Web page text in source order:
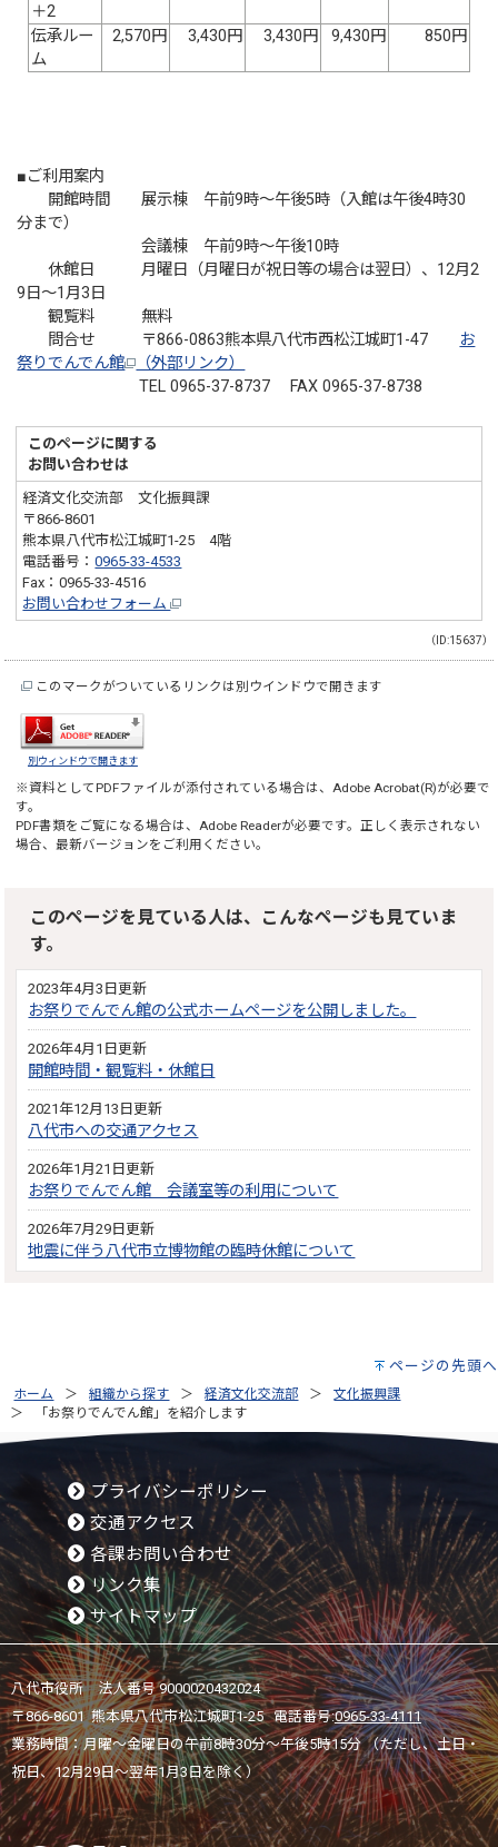
＋2
伝承ルー
ム
2,570円 3,430円 3,430円 9,430円 850円
■ご利用案内
開館時間 展示棟 午前9時～午後5時（入館は午後4時30
分まで）
会議棟 午前9時～午後10時
休館日 月曜日（月曜日が祝日等の場合は翌日）、12月2
9日～1月3日
観覧料 無料
問合せ 〒866-0863熊本県八代市西松江城町1-47 お
祭りでんでん館
（外部リンク）
TEL 0965-37-8737 FAX 0965-37-8738
このページに関する
お問い合わせは
経済文化交流部 文化振興課
〒866-8601
熊本県八代市松江城町1-25 4階
電話番号：0965-33-4533
Fax：0965-33-4516
お問い合わせフォーム
（ID:15637）
このマークがついているリンクは別ウインドウで開きます
別ウィンドウで開きます
※資料としてPDFファイルが添付されている場合は、 Adobe Acrobat(R)が必要で
す。
PDF書類をご覧になる場合は、 Adobe Readerが必要です。正しく表示されない
場合、最新バージョンをご利用ください。
このページを見ている人は、こんなページも見ていま
す。
2023年4月3日更新
お祭りでんでん館の公式ホームページを公開しました。
2026年4月1日更新
開館時間・観覧料・休館日
2021年12月13日更新
八代市への交通アクセス
2026年1月21日更新
お祭りでんでん館 会議室等の利用について
2026年7月29日更新
地震に伴う八代市立博物館の臨時休館について
ページの先頭へ
ホーム 組織から探す 経済文化交流部
文化振興課
「お祭りでんでん館」を紹介します
プライバシーポリシー
交通アクセス
各課お問い合わせ
リンク集
サイトマップ
八代市役所 法人番号 9000020432024
〒866-8601 熊本県八代市松江城町1-25 電話番号:0965-33-4111
業務時間：月曜～金曜日の午前8時30分～午後5時15分 （ただし、土日・
祝日、12月29日～翌年1月3日を除く）